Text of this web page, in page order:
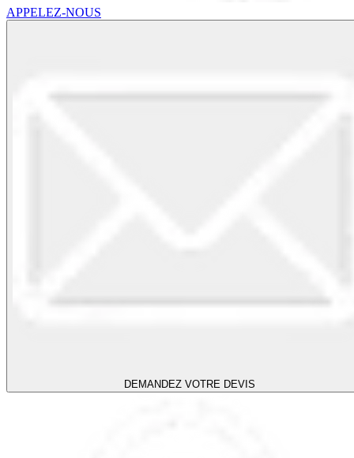
APPELEZ-NOUS
DEMANDEZ VOTRE DEVIS